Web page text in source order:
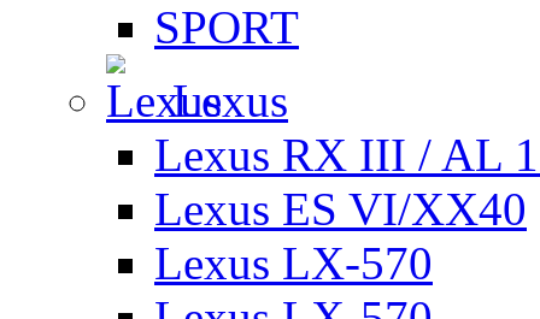
SPORT
Lexus
Lexus RX III / AL
Lexus ES VI/XX40
Lexus LX-570